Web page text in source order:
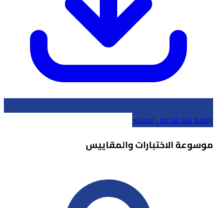
إضغط هنا للتحميل المباشر
موسوعة الاختبارات والمقاييس